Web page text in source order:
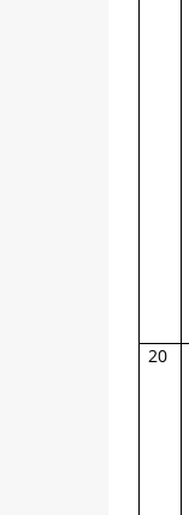
20